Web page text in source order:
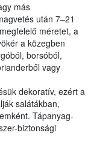
más
után 7–21
méretet, a
a közegben
borsóból,
vagy
dekoratív, ezért a
salátákban,
Tápanyag-
biztonsági